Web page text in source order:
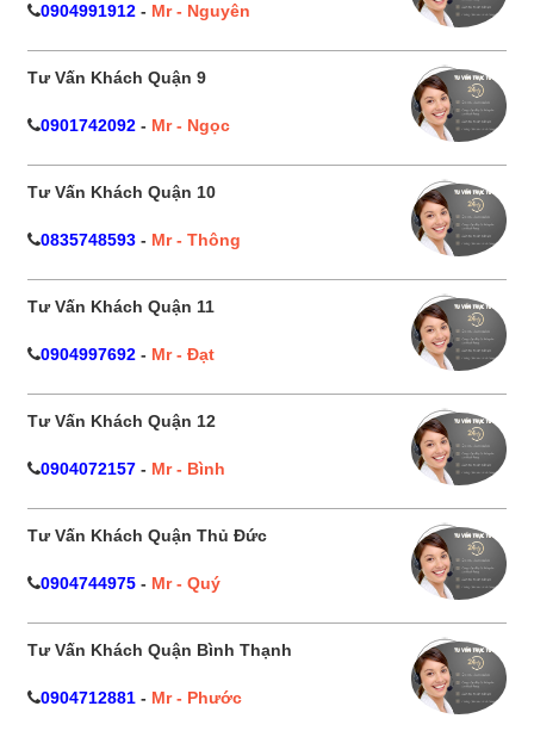
0904991912 - Mr - Nguyên
Tư Vấn Khách Quận 9
0901742092 - Mr - Ngọc
Tư Vấn Khách Quận 10
0835748593 - Mr - Thông
Tư Vấn Khách Quận 11
0904997692 - Mr - Đạt
Tư Vấn Khách Quận 12
0904072157 - Mr - Bình
Tư Vấn Khách Quận Thủ Đức
0904744975 - Mr - Quý
Tư Vấn Khách Quận Bình Thạnh
0904712881 - Mr - Phước